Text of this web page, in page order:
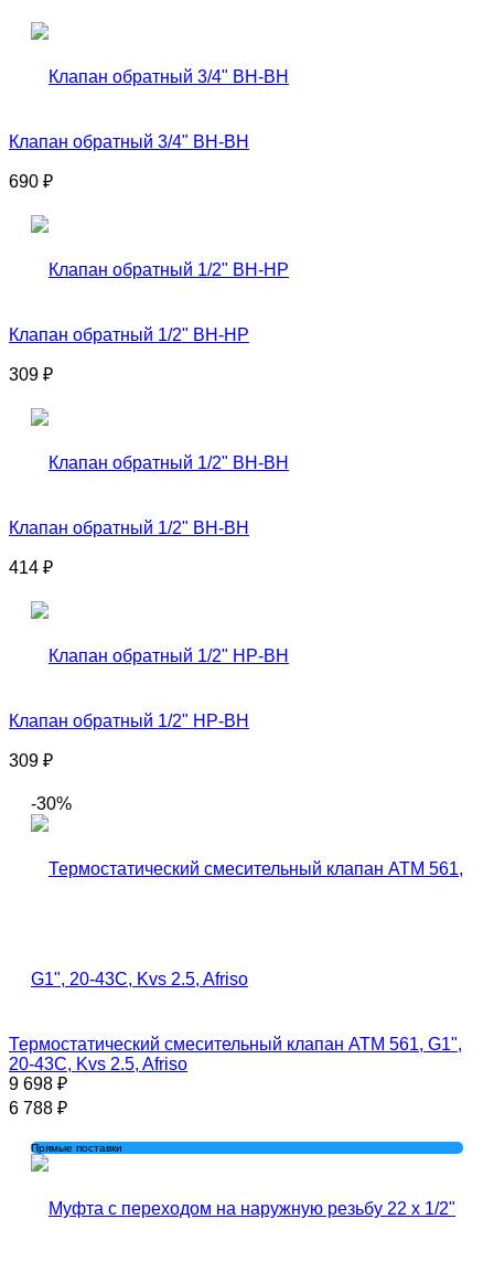
Клапан обратный 3/4" ВН-ВН
690 ₽
Клапан обратный 1/2" ВН-НР
309 ₽
Клапан обратный 1/2" ВН-ВН
414 ₽
Клапан обратный 1/2" НР-ВН
309 ₽
-30%
Термостатический смесительный клапан АТМ 561, G1",
20-43C, Kvs 2.5, Afriso
9 698 ₽
6 788 ₽
Прямые поставки